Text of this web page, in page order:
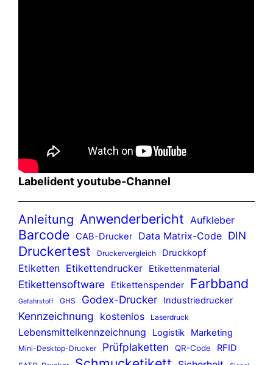
Labelident youtube-Channel
Anleitung Anwenderbericht Aufkleber
Barcode CAB-Drucker Data Matrix-Code DIN
Druckertest Druckervergleich Druckkopf
Etiketten Etikettendrucker Etikettenmaterial
Etikettensoftware Etikettenspender Farbband
Gefahrstoff GHS Godex-Drucker Industriedrucker
Kennzeichnung kostenlos Laserdruck
Lebensmittelkennzeichnung Logistik Marketing
Mini-Desktop-Drucker Prüfplaketten QR-Code RFID